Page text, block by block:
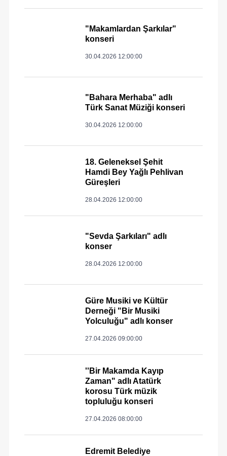
"Makamlardan Şarkılar"
konseri
30.04.2026 12:00:00
"Bahara Merhaba" adlı
Türk Sanat Müziği konseri
30.04.2026 12:00:00
18. Geleneksel Şehit
Hamdi Bey Yağlı Pehlivan
Güreşleri
28.04.2026 12:00:00
"Sevda Şarkıları" adlı
konser
28.04.2026 12:00:00
Güre Musiki ve Kültür
Derneği "Bir Musiki
Yolculuğu" adlı konser
27.04.2026 09:00:00
''Bir Makamda Kayıp
Zaman" adlı Atatürk
korosu Türk müzik
topluluğu konseri
27.04.2026 08:00:00
Edremit Belediye